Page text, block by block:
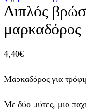
Διπλός
μαρκαδόρος
4,40€
Μαρκαδόρος για
Με δύο μύτες, μια